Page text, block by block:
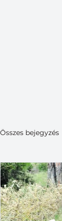
Összes bejegyzés